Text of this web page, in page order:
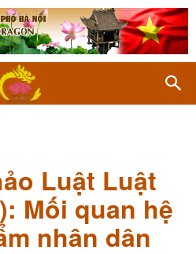
Luật Luật
Mối quan hệ
nhân dân